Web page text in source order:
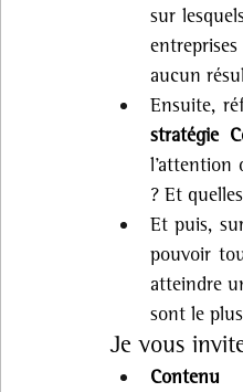
sur
aucun
Ensuite,
stratégie
l’attention
? Et
Et puis,
pouvoir
atteindre
sont le
Je vous
Contenu